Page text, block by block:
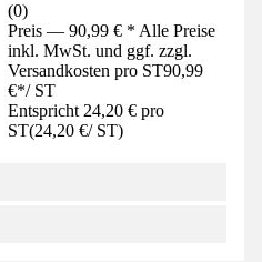
(0)
Preis — 90,99 € * Alle Preise
inkl. MwSt. und ggf. zzgl.
Versandkosten pro ST90,99
€*/ ST
Entspricht 24,20 € pro
ST(24,20 €/ ST)